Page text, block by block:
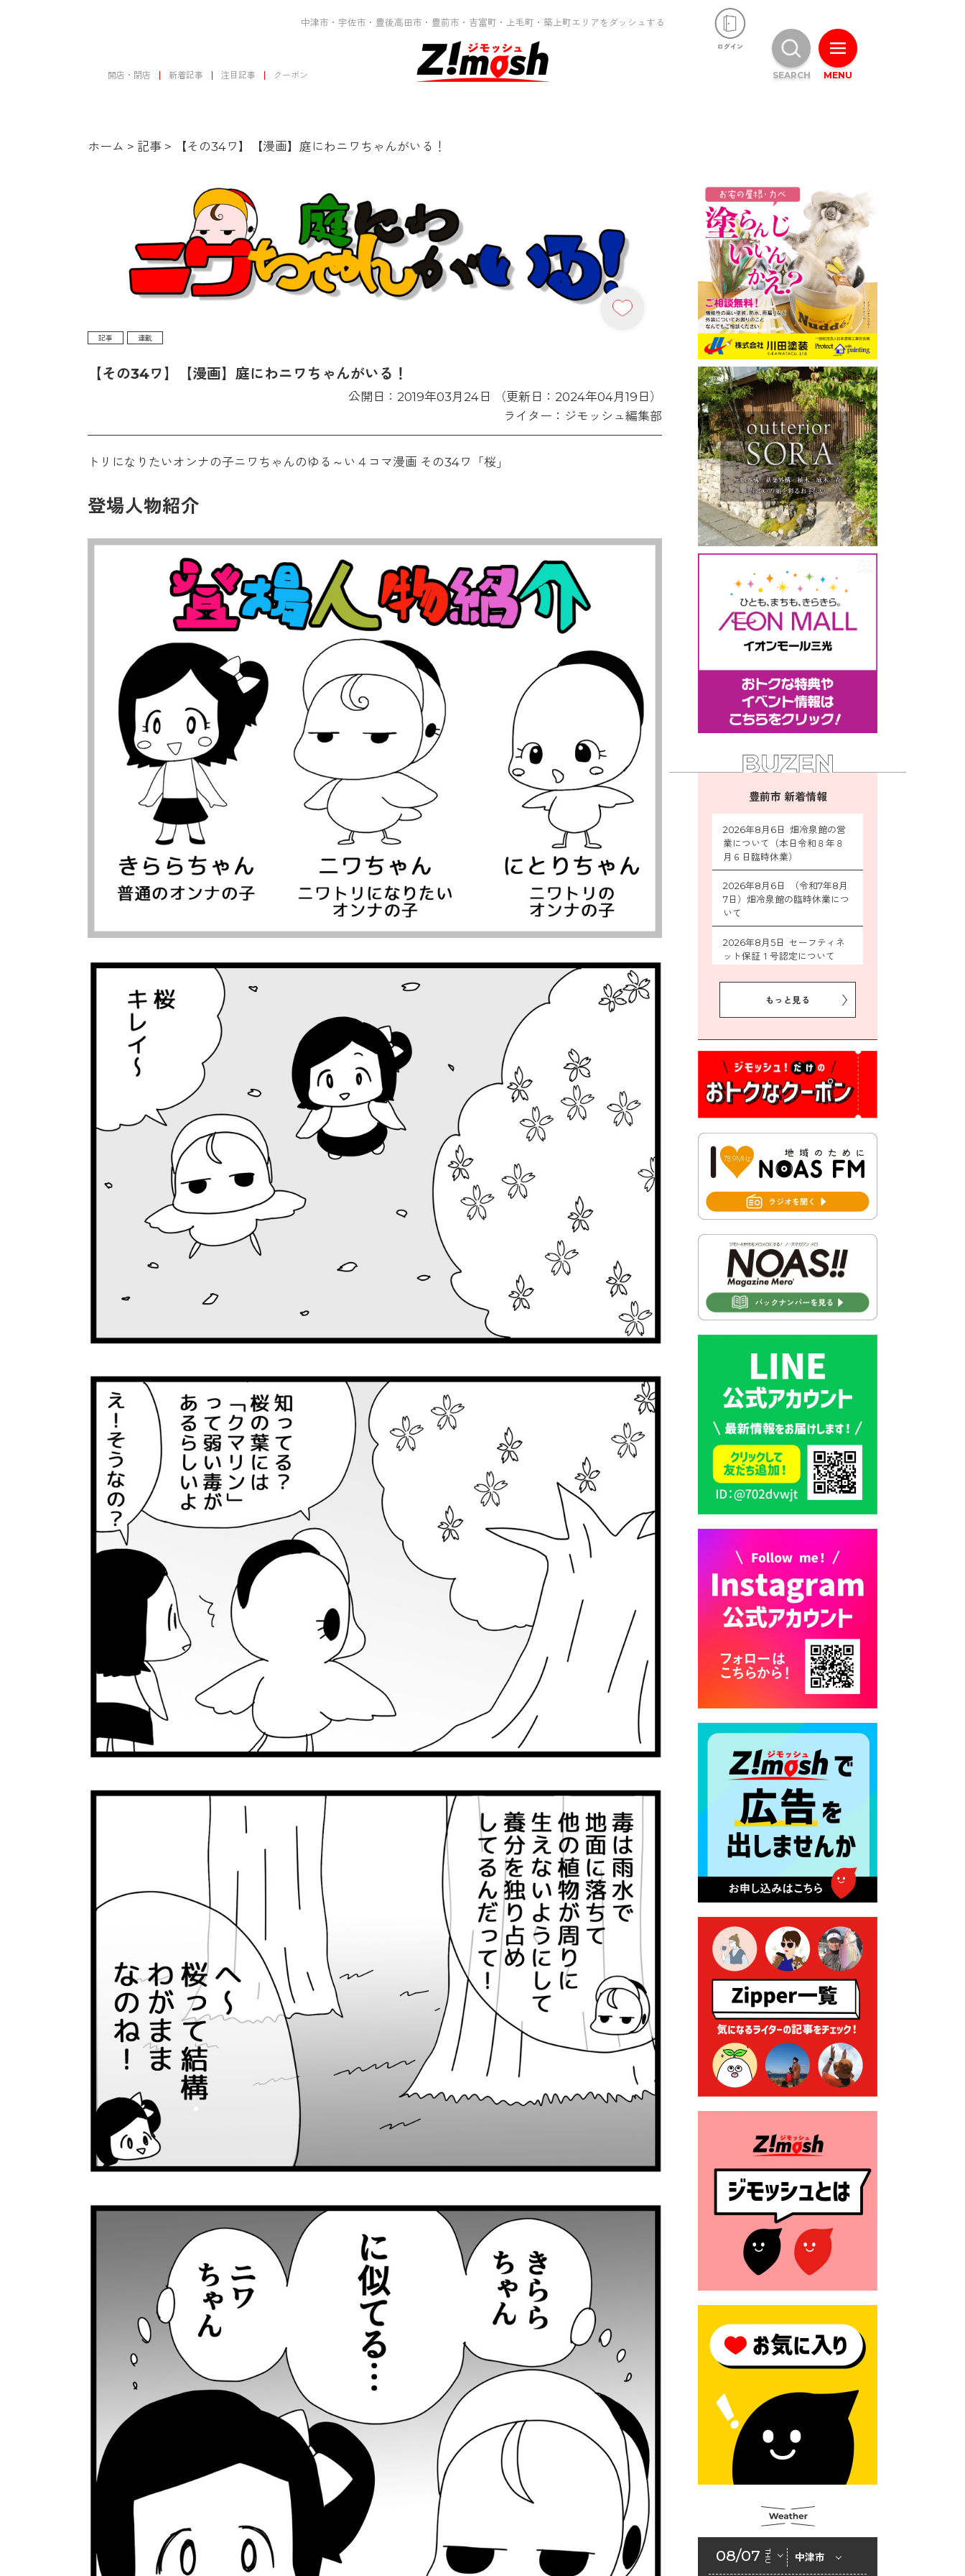
中津市・宇佐市・豊後高田市・豊前市・吉富町・上毛町・築上町エリアをダッシュする
開店・閉店 新着記事 注目記事 クーポン
ホーム > 記事 > 【その34ワ】【漫画】庭にわニワちゃんがいる！
記事 連載
【その34ワ】【漫画】庭にわニワちゃんがいる！
公開日：2019年03月24日 （更新日：2024年04月19日）
ライター：ジモッシュ編集部
トリになりたいオンナの子ニワちゃんのゆる～い４コマ漫画 その34ワ「桜」
登場人物紹介
豊前市 新着情報
2026年8月6日 畑冷泉館の営
業について（本日令和８年８
月６日臨時休業）
2026年8月6日 （令和7年8月
7日）畑冷泉館の臨時休業につ
いて
2026年8月5日 セーフティネ
ット保証１号認定について
2026年8月5日 豊前市プレミ
アム付き商品券事業に関する
2026年8月5日 豊前市クリー
2026年8月3日 千束地域づく
り協議会
集！
地震義援金の受付について
総合計画後期基本計画策定業
務委託に係る質問回答につい
て
2026年7月31日 市税等の納付
書が変わります！
中学校の進捗状況について
2026年7月30日 豊前市立学校
再編成準備協議会
2026年7月30日 豊前市立学校
紹介≪再編計画の見直しにつ
いて≫
2026年7月29日 豊前市指定ご
み袋販売のお知らせ
催決定！
2026年7月28日 ごみ収集日の
お知らせ
2026年7月28日 令和8年度
京築地区水道企業団職員採用
試験（募集）
2026年7月27日 マイナンバー
カード交付に伴う休日および
平日夜間開庁の案内
2026年7月22日 令和８年度
「こども文化パスポート事
業」
2026年7月21日 卜仙の郷 お
盆期間の営業時間のお知らせ
2026年7月17日 バス経路検索
のご利用案内
2026年7月10日 台湾伝統音楽
団体 「北埔八音団・楽善軒」
公演開催のお知らせ
2026年7月9日 クラウドファ
ンディング型ふるさと納税の
実施について
2026年7月9日 農地法等に係
る各種申請に係る登記事項証
明書の添付省略について
2026年7月9日 廃食用油の回
収
2026年7月7日 「おゆずりコ
2026年7月1日 豊前市民プール
一般開放
2026年7月1日 「豊前市定住促
進奨励金」が始まります！
（令和８年４月１日施行）
2026年6月25日 指定ごみ袋価
格改定
2026年6月23日 公告一覧（市
市佐野・則尾育英会奨学生募
集の「てびき」
2026年6月18日 セアカゴケグ
モにご注意ください！
2026年6月17日 クーリングシ
ェルターの指定
センサス-活動調査
回定例会「一般質問一覧表」
もっと見る
08/07 THU 中津市
MENU
SEARCH